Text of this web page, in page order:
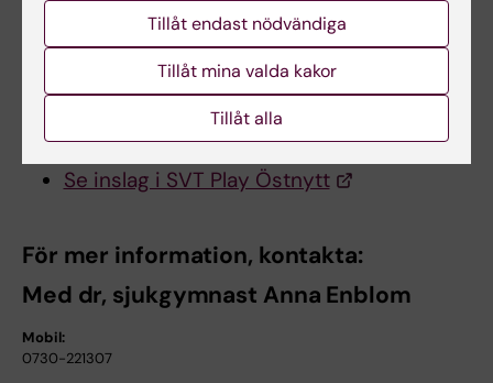
Patients Receiving Standard Care
PLoS ONE, online 23 March 2011
Läs vetenskapligt abstract
Hör inslag i SR Vetenskapsradion
Se inslag i SVT Play Östnytt
För mer information, kontakta:
Med dr, sjukgymnast Anna Enblom
Mobil:
0730-221307
Tillåt endast nödvändiga
Tillåt mina valda kakor
Tillåt alla